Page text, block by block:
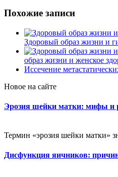
Похожие записи
Здоровый образ жизни и
образ жизни и женское
Иссечение
Новое на сайте
Эрозия шейки матки: мифы и
Термин «эрозия шейки матки»
Дисфункция яичников: